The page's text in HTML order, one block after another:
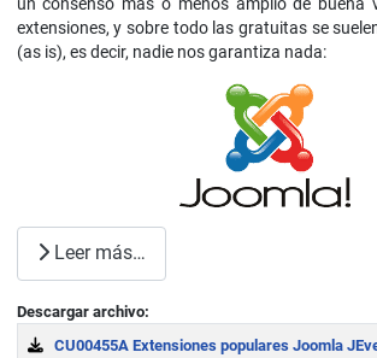
extensiones, y sobre todo las gratuitas se
(as is), es decir, nadie nos garantiza nada:
Leer más…
Descargar archivo:
CU00455A Extensiones populares Joomla